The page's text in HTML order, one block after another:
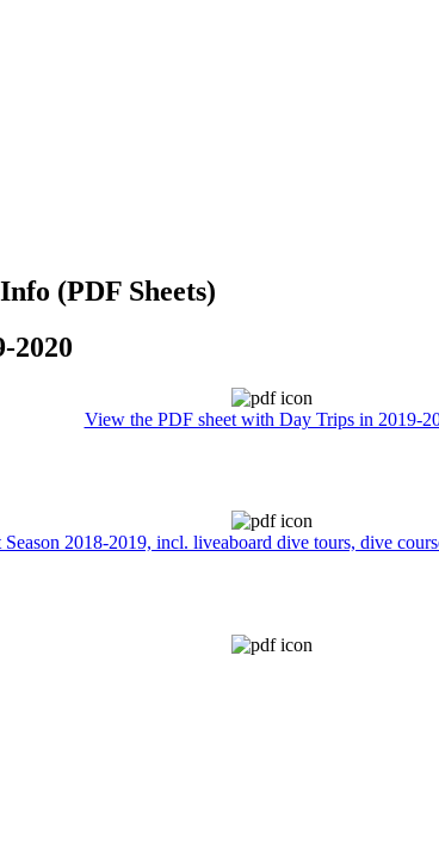
(PDF Sheets)
2020
View the PDF sheet with Day Trips in 2019-
2018-2019, incl. liveaboard dive tours, dive